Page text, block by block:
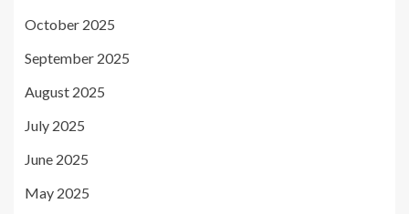
October 2025
September 2025
August 2025
July 2025
June 2025
May 2025